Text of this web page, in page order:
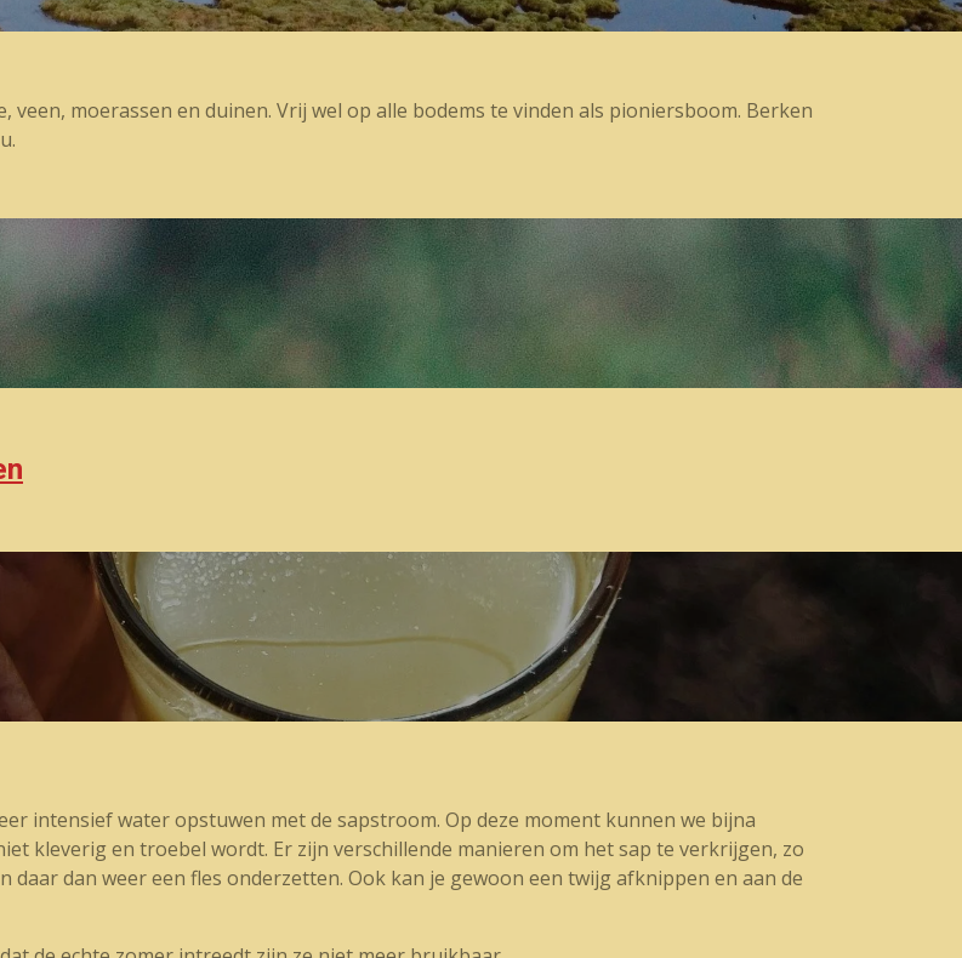
moerassen en duinen. Vrij wel op alle bodems te vinden als pioniersboom. Berken
intensief water opstuwen met de sapstroom. Op deze moment kunnen we bijna
kleverig en troebel wordt. Er zijn verschillende manieren om het sap te verkrijgen, zo
daar dan weer een fles onderzetten. Ook kan je gewoon een twijg afknippen en aan de